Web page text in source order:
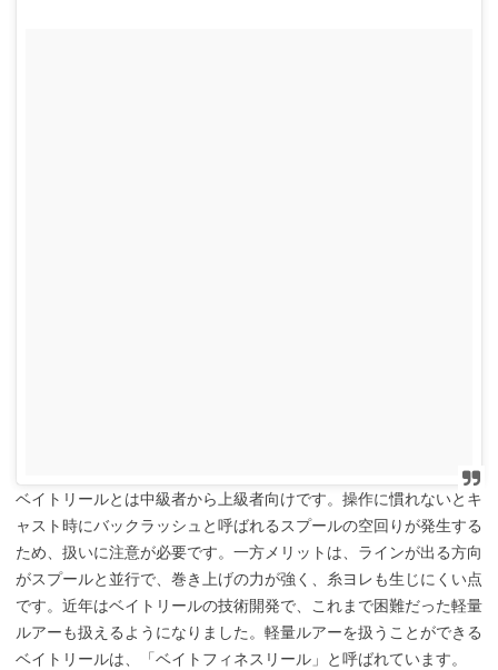
ベイトリールとは中級者から上級者向けです。操作に慣れないとキ
ャスト時にバックラッシュと呼ばれるスプールの空回りが発生する
ため、扱いに注意が必要です。一方メリットは、ラインが出る方向
がスプールと並行で、巻き上げの力が強く、糸ヨレも生じにくい点
です。近年はベイトリールの技術開発で、これまで困難だった軽量
ルアーも扱えるようになりました。軽量ルアーを扱うことができる
ベイトリールは、「ベイトフィネスリール」と呼ばれています。